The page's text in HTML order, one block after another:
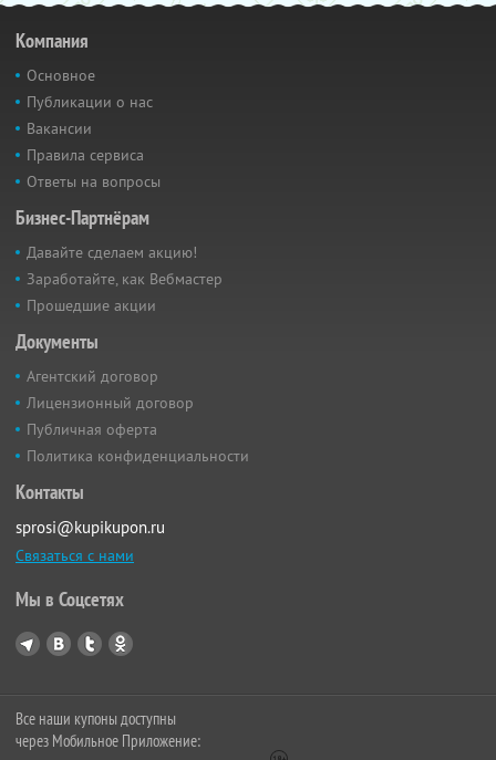
Компания
Основное
Публикации о нас
Вакансии
Правила сервиса
Ответы на вопросы
Бизнес-Партнёрам
Давайте сделаем акцию!
Заработайте, как Вебмастер
Прошедшие акции
Документы
Агентский договор
Лицензионный договор
Публичная оферта
Политика конфиденциальности
Контакты
sprosi@kupikupon.ru
Связаться с нами
Мы в Соцсетях
Все наши купоны доступны
через Мобильное Приложение: